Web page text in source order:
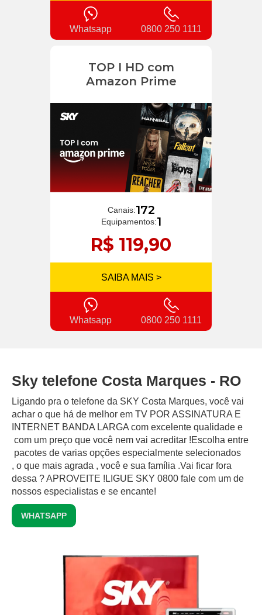
Whatsapp 0800 250 1111
TOP I HD com
Amazon Prime
Canais:172
Equipamentos:1
R$ 119,90
SAIBA MAIS >
Whatsapp 0800 250 1111
Sky telefone Costa Marques - RO
Ligando pra o telefone da SKY Costa Marques, você vai
achar o que há de melhor em TV POR ASSINATURA E
INTERNET BANDA LARGA com excelente qualidade e
com um preço que você nem vai acreditar !Escolha entre
pacotes de varias opções especialmente selecionados
, o que mais agrada , você e sua família .Vai ficar fora
dessa ? APROVEITE !LIGUE SKY 0800 fale com um de
nossos especialistas e se encante!
WHATSAPP